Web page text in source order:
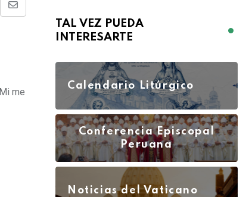
me
TAL VEZ PUEDA
INTERESARTE
Calendario Litúrgico
Conferencia Episcopal
Peruana
Noticias del Vaticano